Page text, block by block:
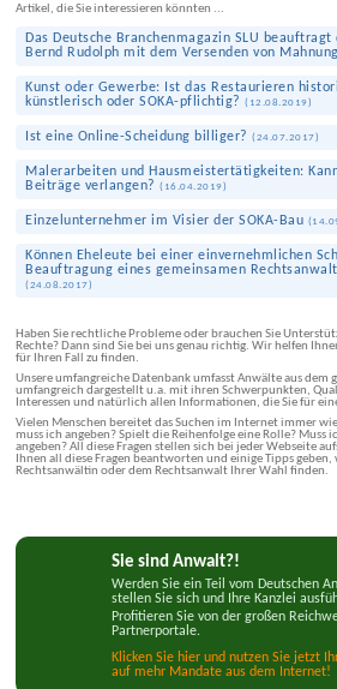
Artikel, die Sie interessieren könnten ...
Das Deutsche Branchenmagazin SLU
Bernd Rudolph mit dem Versenden von
Kunst oder Gewerbe: Ist das Restau­rieren
künstlerisch oder SOKA-pflichtig?( 12.08.2019)
Ist eine Online-Scheidung billiger?( 24.07.2017)
Maler­arbeiten und Hausmeister­tätigkeiten:
Beiträge verlangen?( 16.04.2019)
Einzel­unternehmer im Visier der SOKA-Bau (
Können Eheleute bei einer ein­vernehmlichen
Beauftragung eines gemeinsamen
( 24.08.2017)
Haben Sie rechtliche Probleme oder brauchen Sie
Rechte? Dann sind Sie bei uns genau richtig. Wir helfen
für Ihren Fall zu finden.
Unsere umfangreiche Datenbank umfasst Anwälte aus dem
umfangreich dargestellt u.a. mit ihren Schwerpunkten,
Interessen und natürlich allen Informationen, die Sie für
Vielen Menschen bereitet das Suchen im Internet immer
muss ich angeben? Spielt die Reihenfolge eine Rolle? Muss
angeben? All diese Fragen stellen sich bei jeder Webseite
Ihnen all diese Fragen beantworten und einige Tipps
Rechtsanwältin oder dem Rechtsanwalt Ihrer Wahl finden.
Sie sind Anwalt?!
Werden Sie ein Teil vom Deutschen
stellen Sie sich und Ihre Kanzlei
Profitieren Sie von der großen
Partnerportale.
Klicken Sie hier und nutzen Sie jetzt
auf mehr Mandate aus dem Internet!